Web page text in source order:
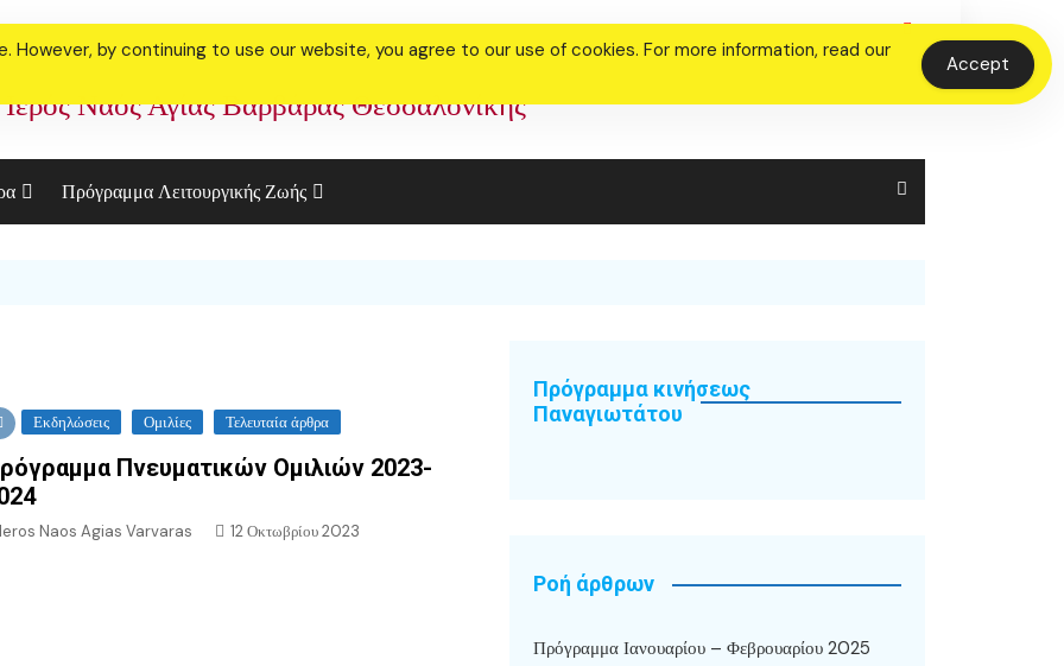
Ιερός Ναός Αγίας Βαρβάρας Θεσσαλονίκης
Πρόγραμμα Λειτουργικής Ζωής
Εκδηλώσεις Ομιλίες Τελευταία άρθρα
Πνευματικών Ομιλιών 2023-
Naos Agias Varvaras 12 Οκτωβρίου 2023
Πρόγραμμα κινήσεως
Παναγιωτάτου
Ροή άρθρων
Πρόγραμμα Ιανουαρίου – Φεβρουαρίου 2025
by continuing to use our website, you agree to our use of cookies. For more information, read our
Accept